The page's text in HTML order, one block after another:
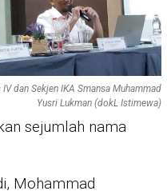
dan Sekjen IKA Smansa Muhammad
Yusri Lukman (dokL Istimewa)
sejumlah nama
Mohammad